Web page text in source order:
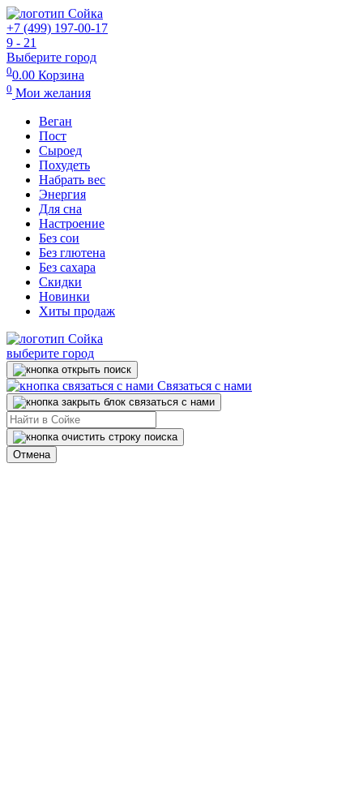
+7 (499) 197-00-17
9 - 21
Выберите город
00.00 Корзина
0 Мои желания
Веган
Пост
Сыроед
Похудеть
Набрать вес
Энергия
Для сна
Настроение
Без сои
Без глютена
Без сахара
Скидки
Новинки
Хиты продаж
выберите город
Связаться с нами
Отмена